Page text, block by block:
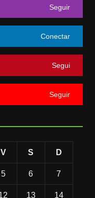
Seguir
Conectar
Segui
Seguir
V S D
5 6 7
13 14